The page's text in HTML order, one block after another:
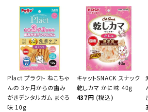
Plact プラクト ねこちゃ
んの 3ヶ月からの歯み
がきデンタルガム まぐろ
味 10g
キャットSNACK スナック
乾しカマ かに味 40g
437円 (税込)